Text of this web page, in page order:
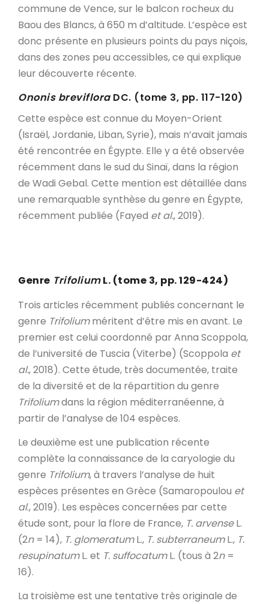
commune de Vence, sur le balcon rocheux du
Baou des Blancs, à 650 m d’altitude. L’espèce est
donc présente en plusieurs points du pays niçois,
dans des zones peu accessibles, ce qui explique
leur découverte récente.
Ononis brevifloraDC. (tome 3, pp. 117-120)
Cette espèce est connue du Moyen-Orient
(Israël, Jordanie, Liban, Syrie), mais n’avait jamais
été rencontrée en Égypte. Elle y a été observée
récemment dans le sud du Sinaï, dans la région
de Wadi Gebal. Cette mention est détaillée dans
une remarquable synthèse du genre en Égypte,
récemment publiée (Fayed et al., 2019).
Genre TrifoliumL. (tome 3, pp. 129-424)
Trois articles récemment publiés concernant le
genre Trifoliumméritent d’être mis en avant. Le
premier est celui coordonné par Anna Scoppola,
de l’université de Tuscia (Viterbe) (Scoppola et
al., 2018). Cette étude, très documentée, traite
de la diversité et de la répartition du genre
Trifoliumdans la région méditerranéenne, à
partir de l’analyse de 104 espèces.
Le deuxième est une publication récente
complète la connaissance de la caryologie du
genre Trifolium, à travers l’analyse de huit
espèces présentes en Grèce (Samaropoulou et
al., 2019). Les espèces concernées par cette
étude sont, pour la flore de France, T. arvenseL.
(2n= 14), T. glomeratumL., T. subterraneumL., T.
resupinatumL. et T. suffocatumL. (tous à 2n=
16).
La troisième est une tentative très originale de